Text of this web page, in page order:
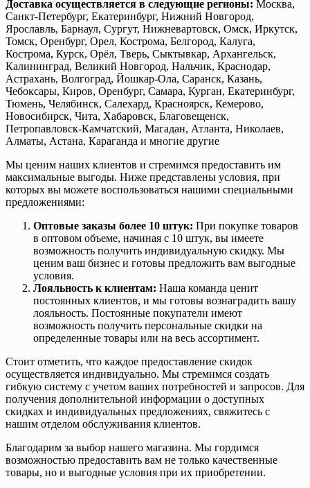
Доставка осуществляется в следующие регионы: Москва,
Санкт-Петербург, Екатеринбург, Нижний Новгород,
Ярославль, Барнаул, Сургут, Нижневартовск, Омск, Иркутск,
Томск, Оренбург, Орел, Кострома, Белгород, Калуга,
Кострома, Курск, Орёл, Тверь, Сыктывкар, Архангельск,
Калининград, Великий Новгород, Нальчик, Краснодар,
Астрахань, Волгоград, Йошкар-Ола, Саранск, Казань,
Чебоксары, Киров, Оренбург, Самара, Курган, Екатеринбург,
Тюмень, Челябинск, Салехард, Красноярск, Кемерово,
Новосибирск, Чита, Хабаровск, Благовещенск,
Петропавловск-Камчатский, Магадан, Атланта, Николаев,
Алматы, Астана, Караганда и многие другие
Мы ценим наших клиентов и стремимся предоставить им
максимальные выгоды. Ниже представлены условия, при
которых вы можете воспользоваться нашими специальными
предложениями:
Оптовые заказы более 10 штук: При покупке товаров
в оптовом объеме, начиная с 10 штук, вы имеете
возможность получить индивидуальную скидку. Мы
ценим ваш бизнес и готовы предложить вам выгодные
условия.
Лояльность к клиентам: Наша команда ценит
постоянных клиентов, и мы готовы вознаградить вашу
лояльность. Постоянные покупатели имеют
возможность получить персональные скидки на
определенные товары или на весь ассортимент.
Стоит отметить, что каждое предоставление скидок
осуществляется индивидуально. Мы стремимся создать
гибкую систему с учетом ваших потребностей и запросов. Для
получения дополнительной информации о доступных
скидках и индивидуальных предложениях, свяжитесь с
нашим отделом обслуживания клиентов.
Благодарим за выбор нашего магазина. Мы гордимся
возможностью предоставить вам не только качественные
товары, но и выгодные условия при их приобретении.